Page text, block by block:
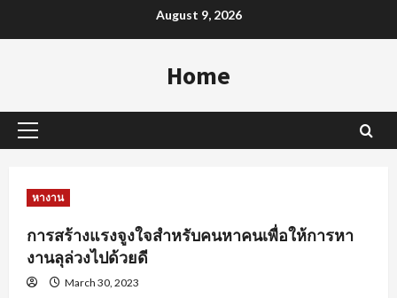
to
August 9, 2026
Home
Primary
หางาน
การสร้างแรงจูงใจสำหรับคนหาคนเพื่อให้การหา
งานลุล่วงไปด้วยดี
March 30, 2023